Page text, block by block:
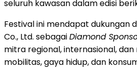
seluruh kawasan dalam edisi
Festival ini mendapat dukungan
Co., Ltd. sebagaiDiamond
mitra regional, internasional,
mobilitas, gaya hidup, dan